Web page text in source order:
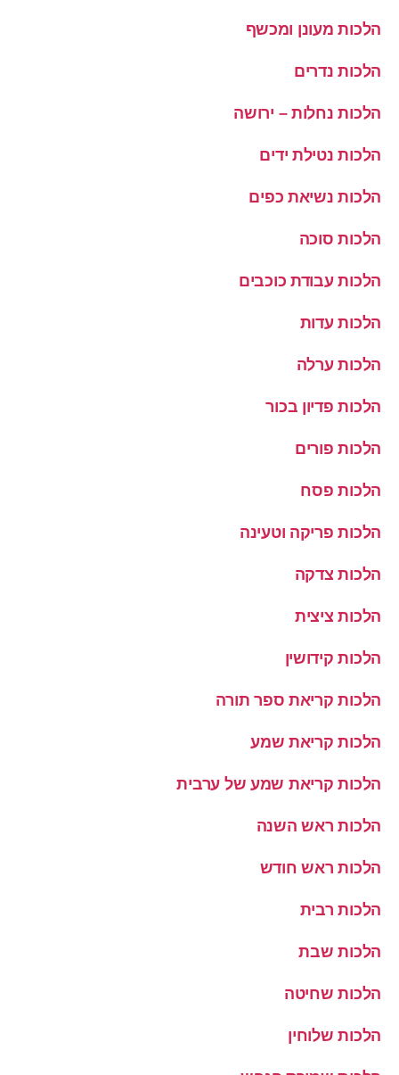
הלכות מעונן ומכשף
הלכות נדרים
הלכות נחלות – ירושה
הלכות נטילת ידים
הלכות נשיאת כפים
הלכות סוכה
הלכות עבודת כוכבים
הלכות עדות
הלכות ערלה
הלכות פדיון בכור
הלכות פורים
הלכות פסח
הלכות פריקה וטעינה
הלכות צדקה
הלכות ציצית
הלכות קידושין
הלכות קריאת ספר תורה
הלכות קריאת שמע
הלכות קריאת שמע של ערבית
הלכות ראש השנה
הלכות ראש חודש
הלכות רבית
הלכות שבת
הלכות שחיטה
הלכות שלוחין